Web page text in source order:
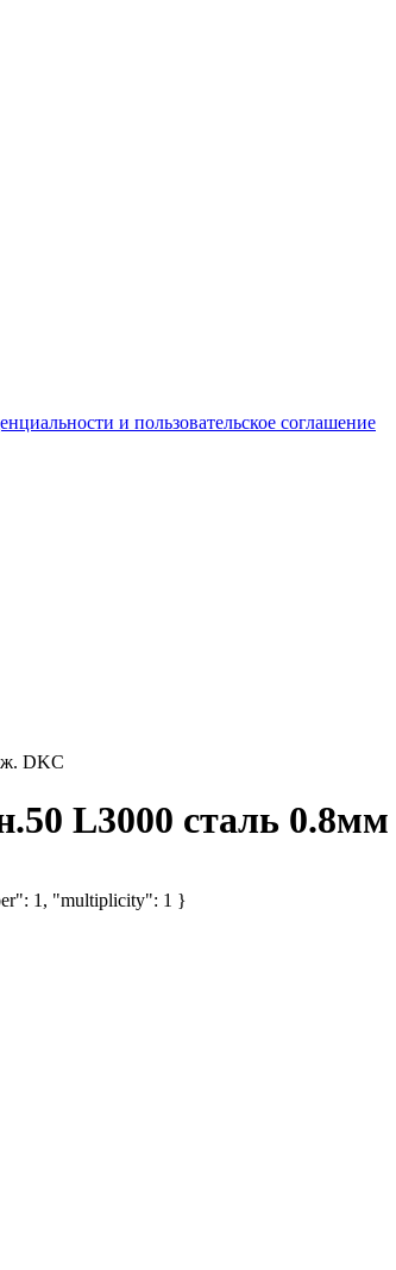
и пользовательское соглашение
DKC
L3000 сталь 0.8мм
1, "multiplicity": 1 }